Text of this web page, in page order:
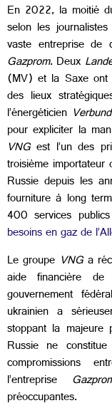
En 2022, la moitié
selon les
vaste entreprise
Gazprom. Deux
(MV) et la Saxe ont
des lieux
l’énergéticien
pour expliciter la
VNGest l’un des
troisième
Russie depuis les
fourniture à long
400 services
besoins en gaz de
Le groupe VNGa
aide financière de
gouvernement
ukrainien a
stoppant la
Russie ne
compromissions
l’entreprise
préoccupantes.